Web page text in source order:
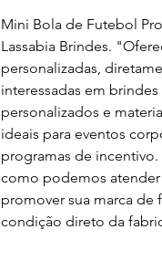
Mini Bola de Futebol
Lassabia Brindes.
personalizadas,
interessadas em
personalizados e
ideais para eventos
programas de
como podemos atender
promover sua marca
condição direto da